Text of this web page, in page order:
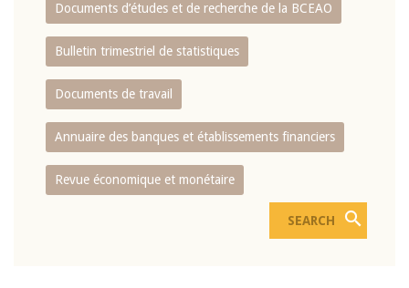
Documents d’études et de recherche de la BCEAO
Bulletin trimestriel de statistiques
Documents de travail
Annuaire des banques et établissements financiers
Revue économique et monétaire